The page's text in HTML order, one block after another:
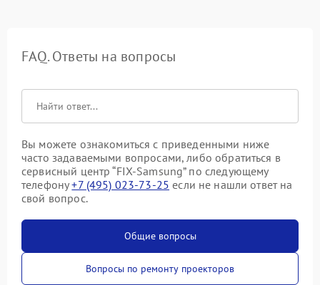
FAQ. Ответы на вопросы
Вы можете ознакомиться с приведенными ниже
часто задаваемыми вопросами, либо обратиться в
сервисный центр “FIX-Samsung” по следующему
телефону+7 (495) 023-73-25 если не нашли ответ на
свой вопрос.
Общие вопросы
Вопросы по ремонту проекторов